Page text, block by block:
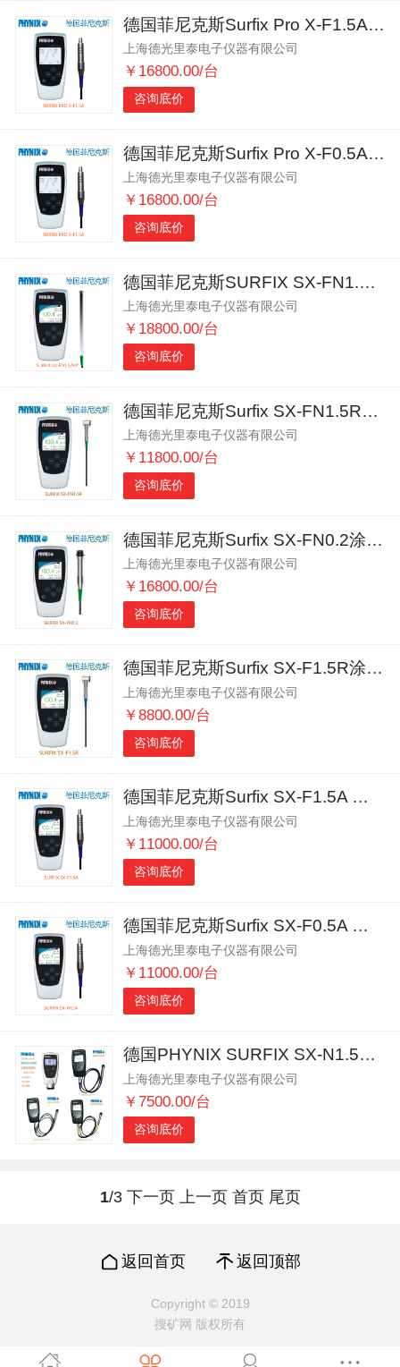
德国菲尼克斯Surfix Pro X-F1.5A涂层测厚仪
上海德光里泰电子仪器有限公司
￥16800.00/台
咨询底价
德国菲尼克斯Surfix Pro X-F0.5A涂层测厚仪
上海德光里泰电子仪器有限公司
￥16800.00/台
咨询底价
德国菲尼克斯SURFIX SX-FN1.5/90°涂层测厚仪
上海德光里泰电子仪器有限公司
￥18800.00/台
咨询底价
德国菲尼克斯Surfix SX-FN1.5R涂层测厚仪
上海德光里泰电子仪器有限公司
￥11800.00/台
咨询底价
德国菲尼克斯Surfix SX-FN0.2涂层测厚仪
上海德光里泰电子仪器有限公司
￥16800.00/台
咨询底价
德国菲尼克斯Surfix SX-F1.5R涂层测厚仪
上海德光里泰电子仪器有限公司
￥8800.00/台
咨询底价
德国菲尼克斯Surfix SX-F1.5A 涂层测厚仪
上海德光里泰电子仪器有限公司
￥11000.00/台
咨询底价
德国菲尼克斯Surfix SX-F0.5A 涂层测厚仪
上海德光里泰电子仪器有限公司
￥11000.00/台
咨询底价
德国PHYNIX SURFIX SX-N1.5油漆测厚仪
上海德光里泰电子仪器有限公司
￥7500.00/台
咨询底价
1/3 下一页 上一页 首页 尾页
返回首页 返回顶部
Copyright © 2019
搜矿网 版权所有